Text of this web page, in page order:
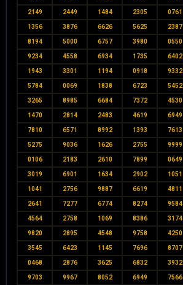
2149 2449 1484 2305 0761
1356 3876 6626 5625 2387
8194 5000 6757 3980 0550
9234 4558 6934 1735 6402
1943 3301 1194 0918 9332
5784 0069 1838 6723 5452
3265 8985 6684 7372 4530
1470 2814 2483 4619 6949
7810 6571 8992 1393 7613
5275 9036 1626 2755 9999
0106 2183 2610 7899 0649
3019 6901 1634 2902 1051
1041 2756 9887 6619 4811
2641 7277 6774 8274 9584
4564 2758 1069 8386 3174
9820 2895 4548 9758 4250
3545 6423 1145 7696 8707
0468 2876 3625 6832 3932
9703 9967 8052 6949 7566